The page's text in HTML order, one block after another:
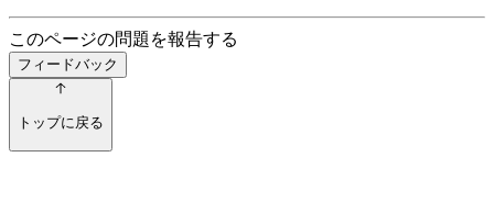
このページの問題を報告する
フィードバック
トップに戻る